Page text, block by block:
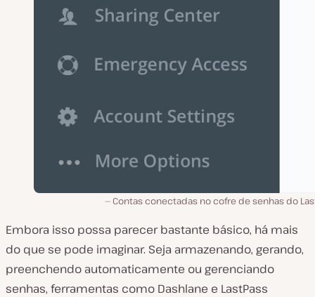
Contas conectadas no cofre de senhas do
Embora isso possa parecer bastante básico, há mais
do que se pode imaginar. Seja armazenando, gerando,
preenchendo automaticamente ou gerenciando
senhas, ferramentas como Dashlane e LastPass